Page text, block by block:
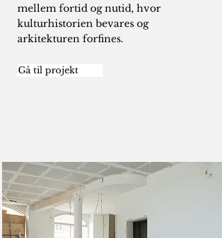
mellem fortid og nutid, hvor
kulturhistorien bevares og
arkitekturen forfines.
Gå til projekt